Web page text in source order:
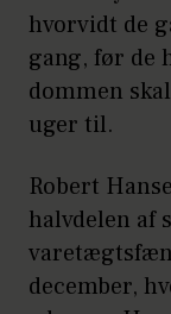
hvorvidt de
gang, før de
dommen
uger til.
Robert
halvdelen af
december,